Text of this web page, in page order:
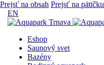
Prejsť na obsah Prejsť na pätičku
EN
Eshop
Saunový svet
Bazény